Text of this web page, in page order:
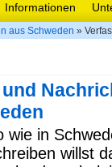
Informationen
aus Schweden »
wie in
willst